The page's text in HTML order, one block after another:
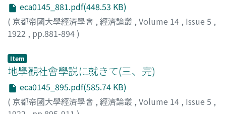
eca0145_881.pdf(448.53 KB)
( 京都帝國大學經濟學會 , 經濟論叢 , Volume 14 , Issue 5 ,
1922 , pp.881-894)
Item
地學觀社會學説に就きて(三、完)
eca0145_895.pdf(585.74 KB)
( 京都帝國大學經濟學會 , 經濟論叢 , Volume 14 , Issue 5 ,